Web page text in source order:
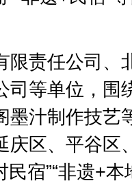
责任公司、
司等单位，围
墨汁制作技艺
庆区、平谷区
民宿”“非遗+本